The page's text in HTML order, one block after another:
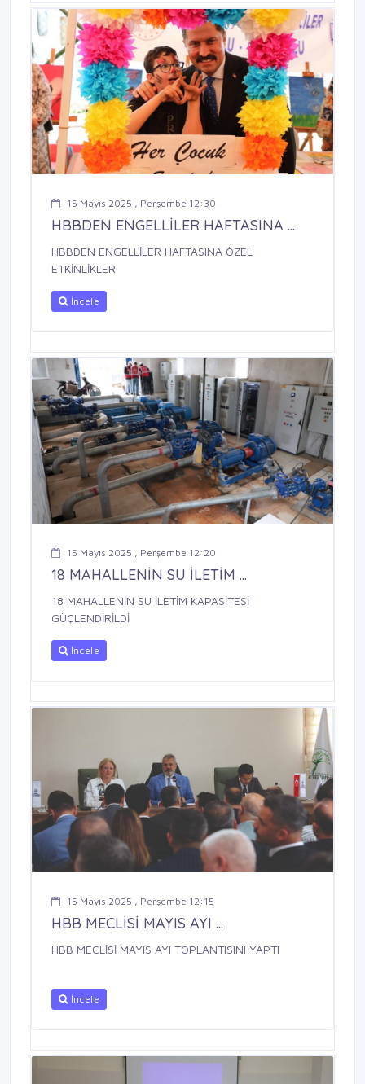
15 Mayıs 2025 , Perşembe 12:30
HBBDEN ENGELLİLER HAFTASINA ...
HBBDEN ENGELLİLER HAFTASINA ÖZEL
ETKİNLİKLER
İncele
15 Mayıs 2025 , Perşembe 12:20
18 MAHALLENİN SU İLETİM ...
18 MAHALLENİN SU İLETİM KAPASİTESİ
GÜÇLENDİRİLDİ
İncele
15 Mayıs 2025 , Perşembe 12:15
HBB MECLİSİ MAYIS AYI ...
HBB MECLİSİ MAYIS AYI TOPLANTISINI YAPTI
İncele